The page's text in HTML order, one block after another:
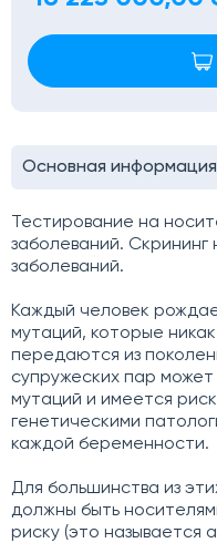
Основная информация
Тестирование на
заболеваний. Скрининг
заболеваний.
Каждый человек
мутаций, которые
передаются из
супружеских пар
мутаций и имеется
генетическими
каждой беременности.
Для большинства из
должны быть
риску (это называется